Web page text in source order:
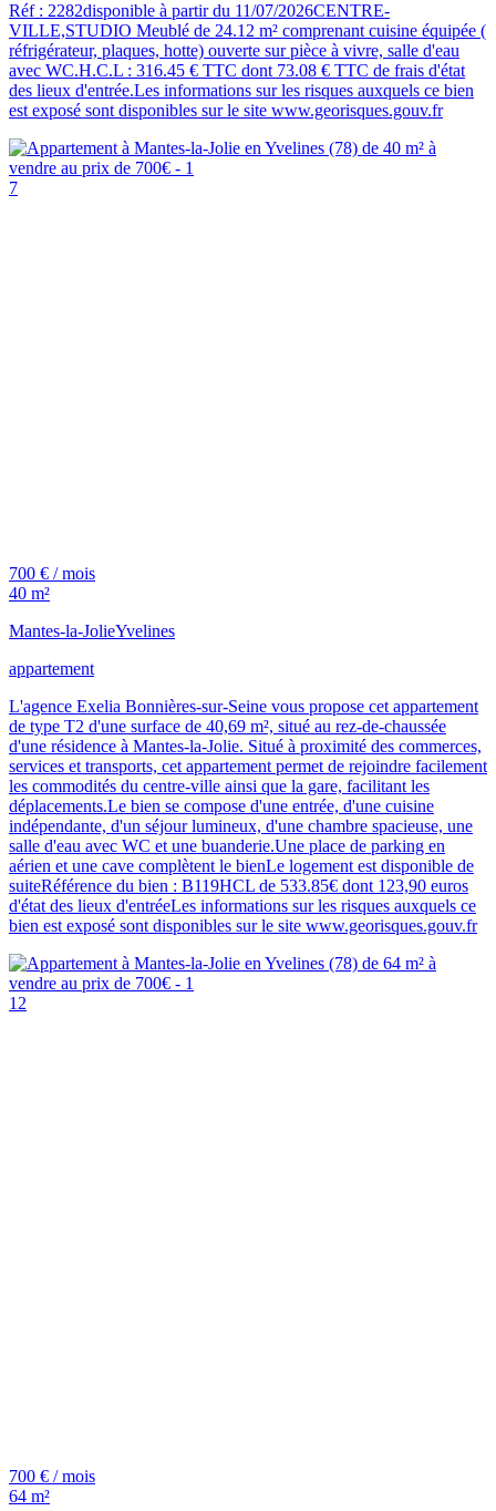
Réf : 2282disponible à partir du 11/07/2026CENTRE-
VILLE,STUDIO Meublé de 24.12 m² comprenant cuisine équipée (
réfrigérateur, plaques, hotte) ouverte sur pièce à vivre, salle d'eau
avec WC.H.C.L : 316.45 € TTC dont 73.08 € TTC de frais d'état
des lieux d'entrée.Les informations sur les risques auxquels ce bien
est exposé sont disponibles sur le site www.georisques.gouv.fr
7
700 € / mois
40 m²
Mantes-la-JolieYvelines
appartement
L'agence Exelia Bonnières-sur-Seine vous propose cet appartement
de type T2 d'une surface de 40,69 m², situé au rez-de-chaussée
d'une résidence à Mantes-la-Jolie. Situé à proximité des commerces,
services et transports, cet appartement permet de rejoindre facilement
les commodités du centre-ville ainsi que la gare, facilitant les
déplacements.Le bien se compose d'une entrée, d'une cuisine
indépendante, d'un séjour lumineux, d'une chambre spacieuse, une
salle d'eau avec WC et une buanderie.Une place de parking en
aérien et une cave complètent le bienLe logement est disponible de
suiteRéférence du bien : B119HCL de 533.85€ dont 123,90 euros
d'état des lieux d'entréeLes informations sur les risques auxquels ce
bien est exposé sont disponibles sur le site www.georisques.gouv.fr
12
700 € / mois
64 m²